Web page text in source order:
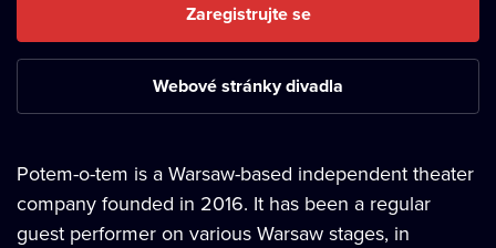
Zaregistrujte se
Webové stránky divadla
Potem-o-tem is a Warsaw-based independent theater
company founded in 2016. It has been a regular
guest performer on various Warsaw stages, in